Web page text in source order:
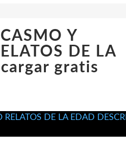
Y
DE LA
gratis